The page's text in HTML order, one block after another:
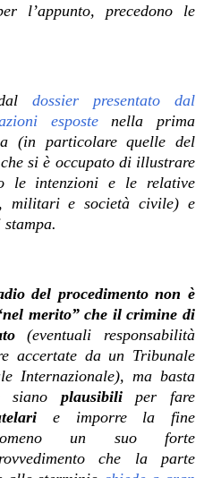
l’appunto, precedono le
dossier presentato dal
espostenella prima
(in particolare quelle del
si è occupato di illustrare
le intenzioni e le relative
militari e società civile) e
del procedimento non è
merito” che il crimine di
(eventuali responsabilità
accertate da un Tribunale
Internazionale), ma basta
siano plausibiliper fare
e imporre la fine
un suo forte
che la parte